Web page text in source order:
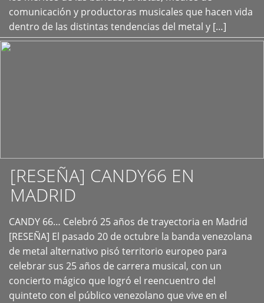
comunicación y productoras musicales que hacen vida
dentro de las distintas tendencias del metal y […]
[RESEÑA] CANDY66 EN
MADRID
CANDY 66… Celebró 25 años de trayectoria en Madrid
[RESEÑA] El pasado 20 de octubre la banda venezolana
de metal alternativo pisó territorio europeo para
celebrar sus 25 años de carrera musical, con un
concierto mágico que logró el reencuentro del
quinteto con el público venezolano que vive en el
+